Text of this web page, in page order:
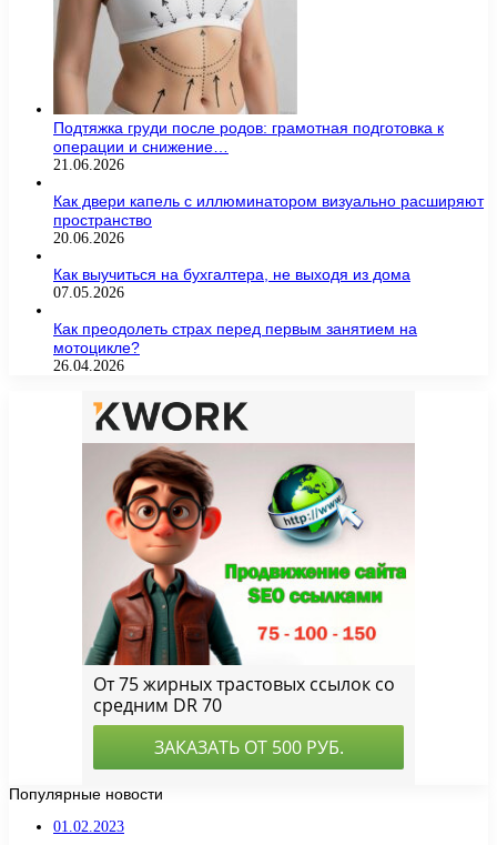
Подтяжка груди после родов: грамотная подготовка к
операции и снижение…
21.06.2026
Как двери капель с иллюминатором визуально расширяют
пространство
20.06.2026
Как выучиться на бухгалтера, не выходя из дома
07.05.2026
Как преодолеть страх перед первым занятием на
мотоцикле?
26.04.2026
Популярные новости
01.02.2023